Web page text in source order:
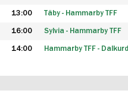
13:00 Täby - Hammarby TFF
16:00 Sylvia - Hammarby TFF
14:00 Hammarby TFF - Dalkurd